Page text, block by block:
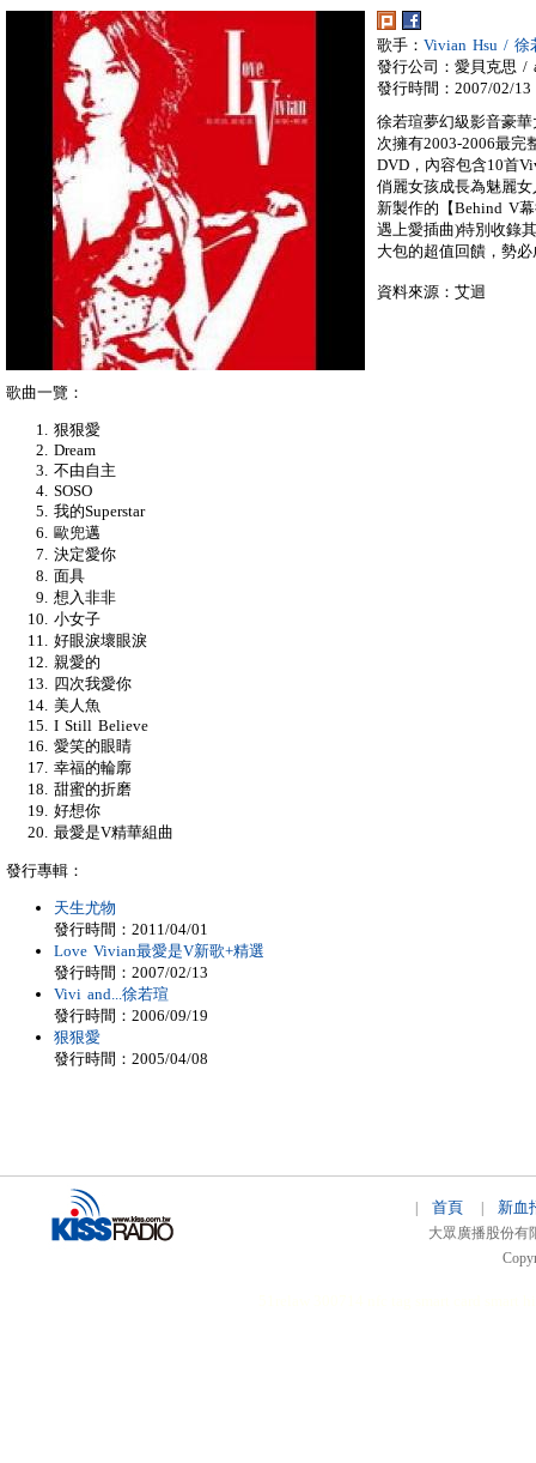
歌手： Vivian Hsu / 徐
發行公司：愛貝克思 /
發行時間：2007/02/13
徐若瑄夢幻級影音豪
次擁有2003-2006最完
DVD，內容包含10首
俏麗女孩成長為魅麗
新製作的【Behind V
遇上愛插曲)特別收錄
大包的超值回饋，勢
資料來源：艾迴
歌曲一覽：
狠狠愛
Dream
不由自主
SOSO
我的Superstar
歐兜邁
決定愛你
面具
想入非非
小女子
好眼淚壞眼淚
親愛的
四次我愛你
美人魚
I Still Believe
愛笑的眼睛
幸福的輪廓
甜蜜的折磨
好想你
最愛是V精華組曲
發行專輯：
天生尤物
發行時間：2011/04/01
Love Vivian最愛是V新歌+精選
發行時間：2007/02/13
Vivi and...徐若瑄
發行時間：2006/09/19
狠狠愛
發行時間：2005/04/08
首頁 新血
大眾廣播股份有